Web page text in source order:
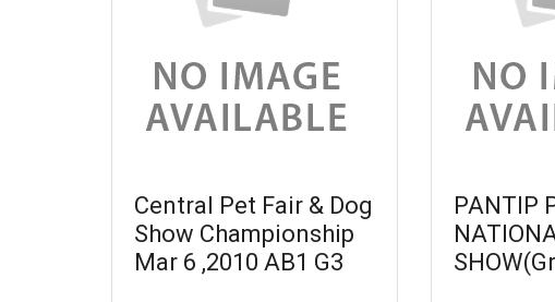
Central Pet Fair & Dog
Show Championship
Mar 6 ,2010 AB1 G3
PANTIP